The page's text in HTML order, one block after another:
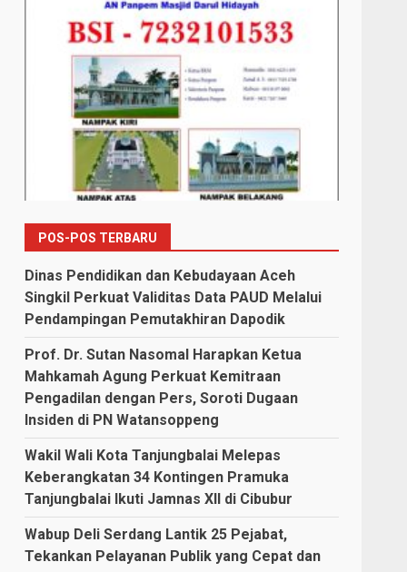
POS-POS TERBARU
Dinas Pendidikan dan Kebudayaan Aceh
Singkil Perkuat Validitas Data PAUD Melalui
Pendampingan Pemutakhiran Dapodik
Prof. Dr. Sutan Nasomal Harapkan Ketua
Mahkamah Agung Perkuat Kemitraan
Pengadilan dengan Pers, Soroti Dugaan
Insiden di PN Watansoppeng
Wakil Wali Kota Tanjungbalai Melepas
Keberangkatan 34 Kontingen Pramuka
Tanjungbalai Ikuti Jamnas XII di Cibubur
Wabup Deli Serdang Lantik 25 Pejabat,
Tekankan Pelayanan Publik yang Cepat dan